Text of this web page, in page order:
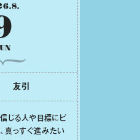
.8.
友引
信じる⼈や⽬標にピ
真っすぐ進みたい